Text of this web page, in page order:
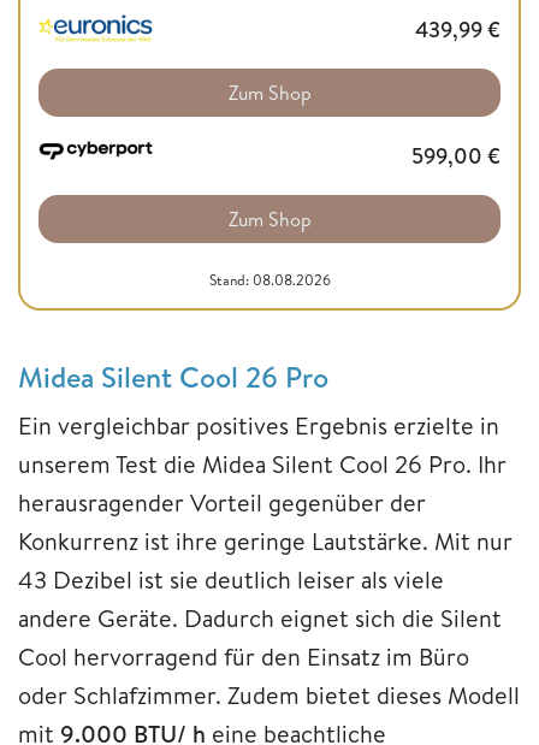
439,99€
Zum Shop
599,00 €
Zum Shop
Stand: 08.08.2026
Midea Silent Cool 26 Pro
Ein vergleichbar positives Ergebnis erzielte in
unserem Test die Midea Silent Cool 26 Pro. Ihr
herausragender Vorteil gegenüber der
Konkurrenz ist ihre geringe Lautstärke. Mit nur
43 Dezibel ist sie deutlich leiser als viele
andere Geräte. Dadurch eignet sich die Silent
Cool hervorragend für den Einsatz im Büro
oder Schlafzimmer. Zudem bietet dieses Modell
mit 9.000 BTU/ h eine beachtliche